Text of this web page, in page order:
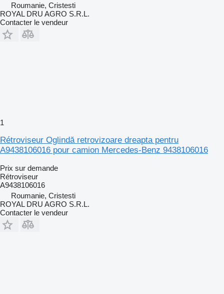
Roumanie, Cristesti
ROYAL DRU AGRO S.R.L.
Contacter le vendeur
1
Rétroviseur Oglindă retrovizoare dreapta pentru
A9438106016 pour camion Mercedes-Benz 9438106016
Prix sur demande
Rétroviseur
A9438106016
Roumanie, Cristesti
ROYAL DRU AGRO S.R.L.
Contacter le vendeur